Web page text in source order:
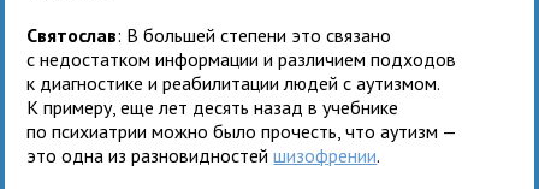
Святослав: В большей степени это связано
с недостатком информации и различием подходов
к диагностике и реабилитации людей с аутизмом.
К примеру, еще лет десять назад в учебнике
по психиатрии можно было прочесть, что аутизм —
это одна из разновидностейшизофрении.